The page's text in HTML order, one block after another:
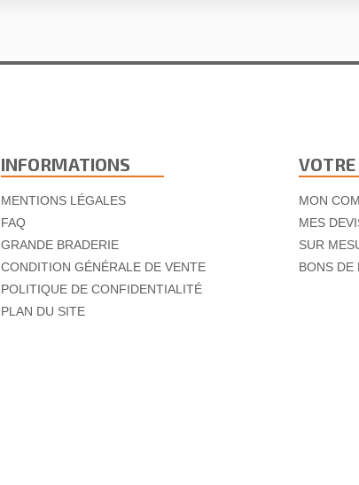
INFORMATIONS
MENTIONS LÉGALES
FAQ
GRANDE BRADERIE
CONDITION GÉNÉRALE DE VENTE
POLITIQUE DE CONFIDENTIALITÉ
PLAN DU SITE
MON
MES
SUR
BONS DE